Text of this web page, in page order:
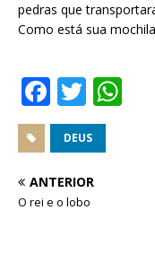
pedras que
Como está sua
F
a
c
e
b
T
w
it
te
r
DEUS
ANTERIOR
O rei e o lobo